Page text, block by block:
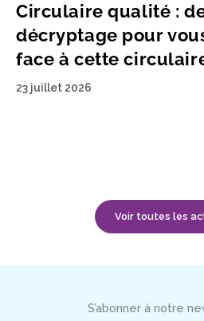
Circulaire qualité :
décryptage pour
face à cette
23 juillet 2026
Voir toutes les
S’abonner à notre